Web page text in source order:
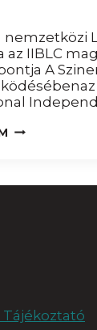
nemzetközi
az IIBLC
A
NEMZETKÖZI